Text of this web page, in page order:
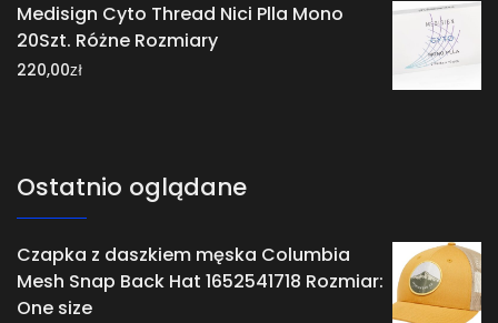
Medisign Cyto Thread Nici Plla Mono
20Szt. Różne Rozmiary
220,00zł
Ostatnio oglądane
Czapka z daszkiem męska Columbia
Mesh Snap Back Hat 1652541718 Rozmiar:
One size